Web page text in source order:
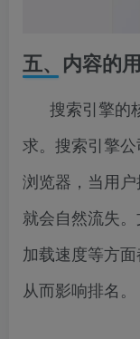
五、内容的
搜索引擎的
求。搜索引擎
浏览器，当用
就会自然流失。
加载速度等方
从而影响排名。